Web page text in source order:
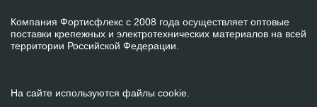
Компания Фортисфлекс с 2008 года осуществляет оптовые
поставки крепежных и электротехнических материалов на всей
территории Российской Федерации.
На сайте используются файлы cookie.